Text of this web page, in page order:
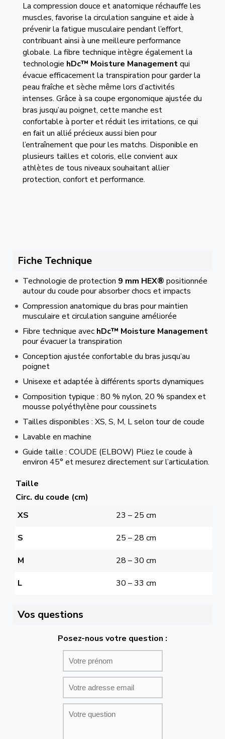
La compression douce et anatomique réchauffe les
muscles, favorise la circulation sanguine et aide à
prévenir la fatigue musculaire pendant l’effort,
contribuant ainsi à une meilleure performance
globale. La fibre technique intègre également la
technologie hDc™ Moisture Managementqui
évacue efficacement la transpiration pour garder la
peau fraîche et sèche même lors d’activités
intenses. Grâce à sa coupe ergonomique ajustée du
bras jusqu’au poignet, cette manche est
confortable à porter et réduit les irritations, ce qui
en fait un allié précieux aussi bien pour
l’entraînement que pour les matchs. Disponible en
plusieurs tailles et coloris, elle convient aux
athlètes de tous niveaux souhaitant allier
protection, confort et performance.
Fiche Technique
Technologie de protection 9 mm HEX® positionnée
autour du coude pour absorber chocs et impacts
Compression anatomique du bras pour maintien
musculaire et circulation sanguine améliorée
Fibre technique avec hDc™ Moisture Management
pour évacuer la transpiration
Conception ajustée confortable du bras jusqu’au
poignet
Unisexe et adaptée à différents sports dynamiques
Composition typique : 80 % nylon, 20 % spandex et
mousse polyéthylène pour coussinets
Tailles disponibles : XS, S, M, L selon tour de coude
Lavable en machine
Guide taille : COUDE (ELBOW) Pliez le coude à
environ 45° et mesurez directement sur l’articulation.
Taille
Circ. du coude (cm)
XS
23 – 25 cm
S 25 – 28 cm
M 28 – 30 cm
L 30 – 33 cm
Vos questions
Posez-nous votre question :